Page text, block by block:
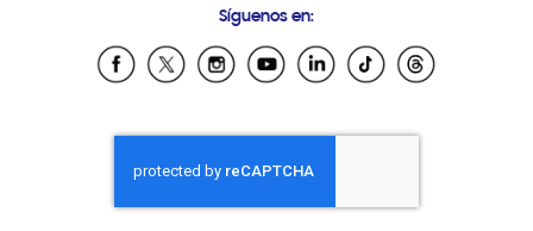
Samsung Ecuador
Samsung El Salvador
Samsung Honduras
Samsung Nicaragua
Samsung Panamá
Síguenos en: